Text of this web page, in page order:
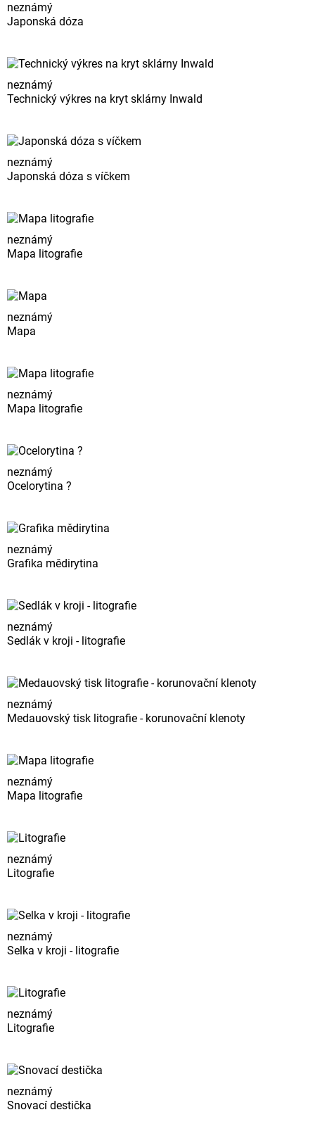
neznámý
Japonská dóza
neznámý
Technický výkres na kryt sklárny Inwald
neznámý
Japonská dóza s víčkem
neznámý
Mapa litografie
neznámý
Mapa
neznámý
Mapa litografie
neznámý
Ocelorytina ?
neznámý
Grafika mědirytina
neznámý
Sedlák v kroji - litografie
neznámý
Medauovský tisk litografie - korunovační klenoty
neznámý
Mapa litografie
neznámý
Litografie
neznámý
Selka v kroji - litografie
neznámý
Litografie
neznámý
Snovací destička